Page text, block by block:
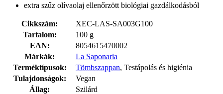
extra szűz olívaolaj ellenőrzött biológiai gazdálkodásból
Cikkszám:
XEC-LAS-SA003G100
Tartalom:
100 g
EAN:
8054615470002
Márkák:
La Saponaria
Terméktípusok:
Tömbszappan, Testápolás és higiénia
Tulajdonságok:
Vegan
Állag:
Szilárd